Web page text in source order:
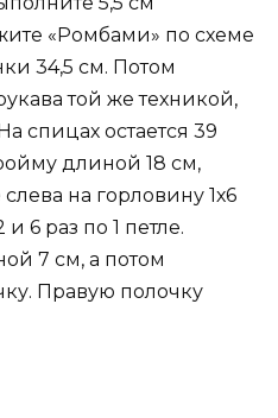
«Ромбами» по схеме
34,5 см. Потом
той же техникой,
спицах остается 39
длиной 18 см,
на горловину 1х6
6 раз по 1 петле.
7 см, а потом
Правую полочку